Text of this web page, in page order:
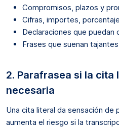
Compromisos, plazos y
Cifras, importes,
Declaraciones que
Frases que suenan
2. Parafrasea si la cita
necesaria
Una cita literal da sensación de
aumenta el riesgo si la